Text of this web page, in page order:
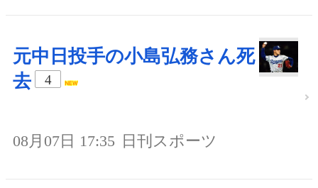
元中日投手の小島弘務さん死
去
4
08月07日 17:35 日刊スポーツ